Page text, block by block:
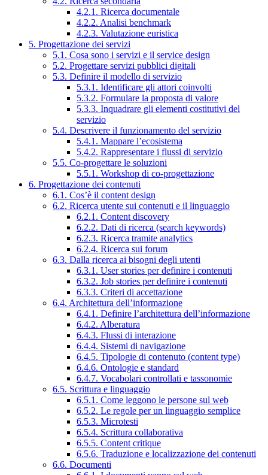
4.2.1. Ricerca documentale
4.2.2. Analisi benchmark
4.2.3. Valutazione euristica
5. Progettazione dei servizi
5.1. Cosa sono i servizi e il service design
5.2. Progettare servizi pubblici digitali
5.3. Definire il modello di servizio
5.3.1. Identificare gli attori coinvolti
5.3.2. Formulare la proposta di valore
5.3.3. Inquadrare gli elementi costitutivi del
servizio
5.4. Descrivere il funzionamento del servizio
5.4.1. Mappare l’ecosistema
5.4.2. Rappresentare i flussi di servizio
5.5. Co-progettare le soluzioni
5.5.1. Workshop di co-progettazione
6. Progettazione dei contenuti
6.1. Cos’è il content design
6.2. Ricerca utente sui contenuti e il linguaggio
6.2.1. Content discovery
6.2.2. Dati di ricerca (search keywords)
6.2.3. Ricerca tramite analytics
6.2.4. Ricerca sui forum
6.3. Dalla ricerca ai bisogni degli utenti
6.3.1. User stories per definire i contenuti
6.3.2. Job stories per definire i contenuti
6.3.3. Criteri di accettazione
6.4. Architettura dell’informazione
6.4.1. Definire l’architettura dell’informazione
6.4.2. Alberatura
6.4.3. Flussi di interazione
6.4.4. Sistemi di navigazione
6.4.5. Tipologie di contenuto (content type)
6.4.6. Ontologie e standard
6.4.7. Vocabolari controllati e tassonomie
6.5. Scrittura e linguaggio
6.5.1. Come leggono le persone sul web
6.5.2. Le regole per un linguaggio semplice
6.5.3. Microtesti
6.5.4. Scrittura collaborativa
6.5.5. Content critique
6.5.6. Traduzione e localizzazione dei contenuti
6.6. Documenti